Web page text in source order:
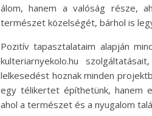
álom, hanem a valóság része,
természet közelségét, bárhol is
Pozitív tapasztalataim alapján
kulteriarnyekolo.hu
lelkesedést hoznak minden
egy télikertet építhetünk, hanem
ahol a természet és a nyugalom